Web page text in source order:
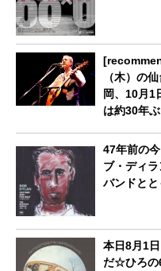
（木）の
岡、10月1
は約30年
47年前の
ブ・ディ
バンドと
本日8月1
だ☆ひろの